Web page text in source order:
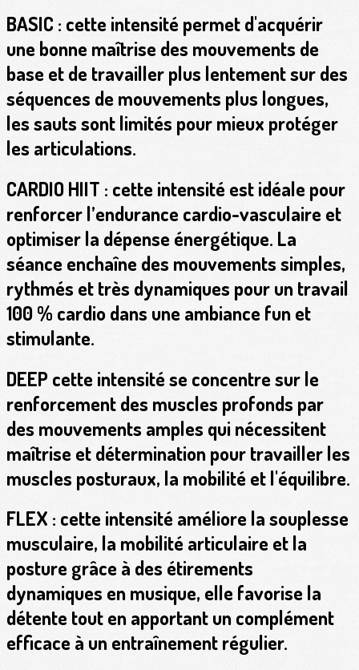
BASIC : cette intensité permet d'acquérir
une bonne maîtrise des mouvements de
base et de travailler plus lentement sur des
séquences de mouvements plus longues,
les sauts sont limités pour mieux protéger
les articulations.
CARDIO HIIT : cette intensité est idéale pour
renforcer l’endurance cardio-vasculaire et
optimiser la dépense énergétique. La
séance enchaîne des mouvements simples,
rythmés et très dynamiques pour un travail
100 % cardio dans une ambiance fun et
stimulante.
DEEP cette intensité se concentre sur le
renforcement des muscles profonds par
des mouvements amples qui nécessitent
maîtrise et détermination pour travailler les
muscles posturaux, la mobilité et l'équilibre.
FLEX : cette intensité améliore la souplesse
musculaire, la mobilité articulaire et la
posture grâce à des étirements
dynamiques en musique, elle favorise la
détente tout en apportant un complément
efficace à un entraînement régulier.